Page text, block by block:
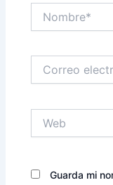
electrónico*
Guarda mi